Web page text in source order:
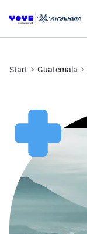
Start Guatemala